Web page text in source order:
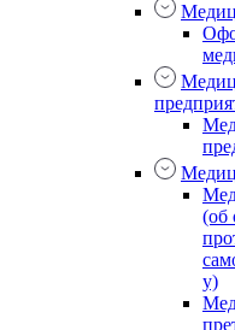
(об
у)